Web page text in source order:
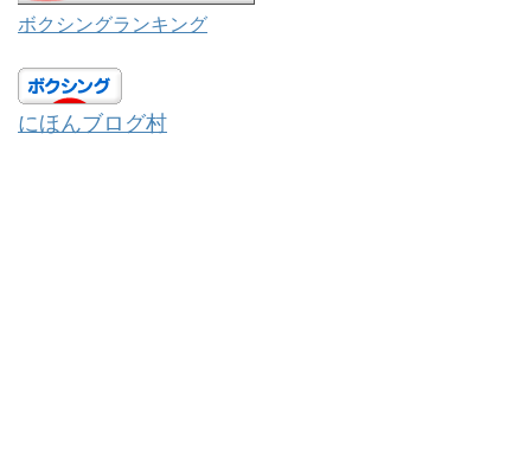
ボクシングランキング
にほんブログ村